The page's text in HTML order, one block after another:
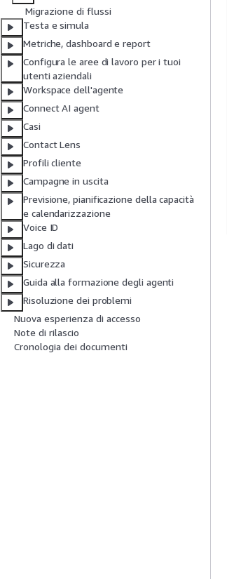
Migrazione di flussi
Testa e simula
Metriche, dashboard e report
Configura le aree di lavoro per i tuoi
utenti aziendali
Workspace dell'agente
Connect AI agent
Casi
Contact Lens
Profili cliente
Campagne in uscita
Previsione, pianificazione della capacità
e calendarizzazione
Voice ID
Lago di dati
Sicurezza
Guida alla formazione degli agenti
Risoluzione dei problemi
Nuova esperienza di accesso
Note di rilascio
Cronologia dei documenti